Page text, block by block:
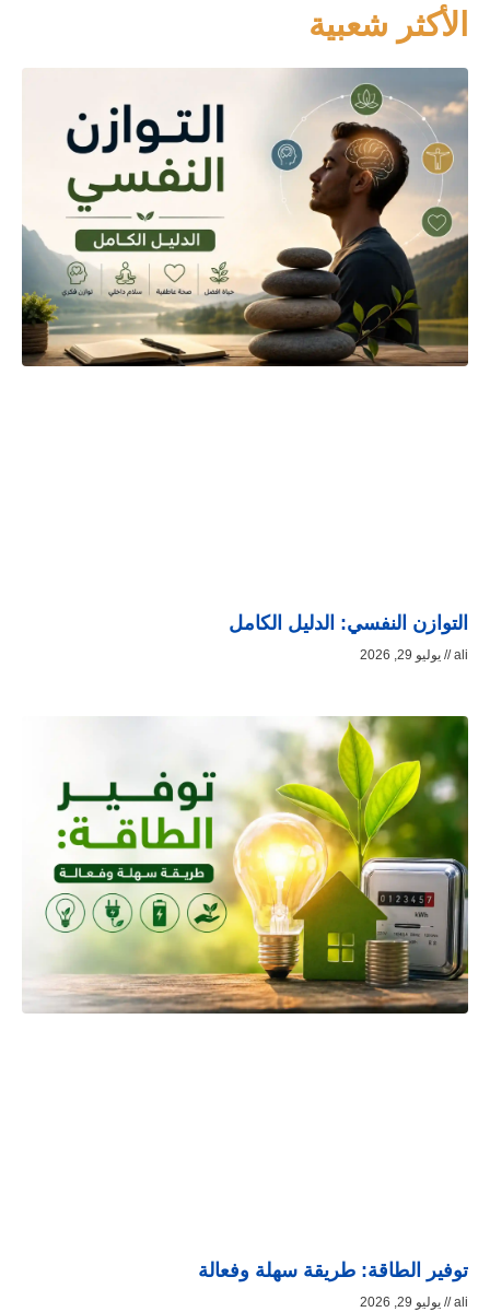
الأكثر شعبية
التوازن النفسي: الدليل الكامل
ali يوليو 29, 2026
توفير الطاقة: طريقة سهلة وفعالة
ali يوليو 29, 2026